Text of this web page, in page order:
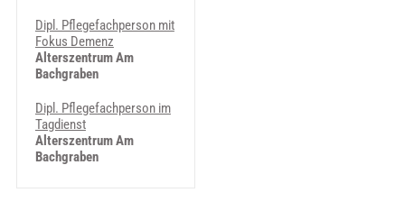
Dipl. Pflegefachperson mit
Fokus Demenz
Alterszentrum Am
Bachgraben
Dipl. Pflegefachperson im
Tagdienst
Alterszentrum Am
Bachgraben